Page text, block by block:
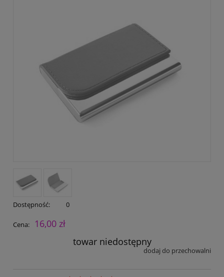
Dostępność: 0
Cena:
16,00 zł
towar niedostępny
dodaj do przechowalni